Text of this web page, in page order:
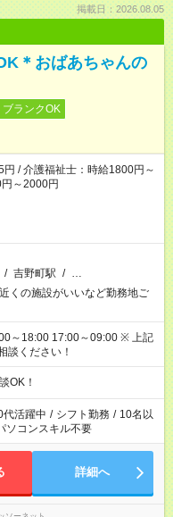
掲載日：2026.08.05
＊おばあちゃんの
ブランクOK
/ 介護福祉士：時給1800円～
～2000円
/ 吉野町駅 / …
の施設がいいなど勤務地ご
18:00 17:00～09:00 ※ 上記
談ください！
OK！
代活躍中 / シフト勤務 / 10名以
ソコンスキル不要
詳細へ